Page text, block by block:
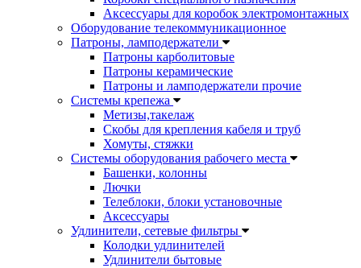
Аксессуары для коробок электромонтажных
Оборудование телекоммуникационное
Патроны, ламподержатели
Патроны карболитовые
Патроны керамические
Патроны и ламподержатели прочие
Системы крепежа
Метизы,такелаж
Скобы для крепления кабеля и труб
Хомуты, стяжки
Системы оборудования рабочего места
Башенки, колонны
Лючки
Телеблоки, блоки установочные
Аксессуары
Удлинители, сетевые фильтры
Колодки удлинителей
Удлинители бытовые